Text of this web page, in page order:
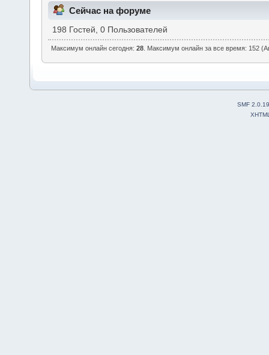
Сейчас на форуме
198 Гостей, 0 Пользователей
Максимум онлайн сегодня:28 . Максимум онлайн за все время: 152
SMF 2.0.19